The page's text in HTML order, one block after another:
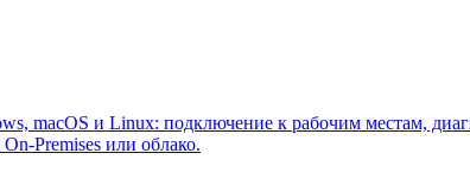
macOS и Linux: подключение к рабочим местам,
Premises или облако.